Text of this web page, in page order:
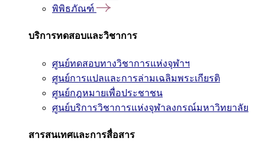
พิพิธภัณฑ์
บริการทดสอบและวิชาการ
ศูนย์ทดสอบทางวิชาการแห่งจุฬาฯ
ศูนย์การแปลและการล่ามเฉลิมพระเกียรติ
ศูนย์กฎหมายเพื่อประชาชน
ศูนย์บริการวิชาการแห่งจุฬาลงกรณ์มหาวิทยาลัย
สารสนเทศและการสื่อสาร